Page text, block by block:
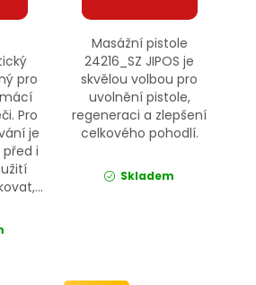
pro
Pro
je
i
Masážní pistole
24216_SZ JIPOS je
skvělou volbou pro
uvolnění pistole,
regeneraci a zlepšení
celkového pohodlí.
Skladem